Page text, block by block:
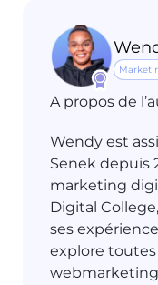
A propos de
Wendy est
Senek depuis
marketing
Digital
ses
explore